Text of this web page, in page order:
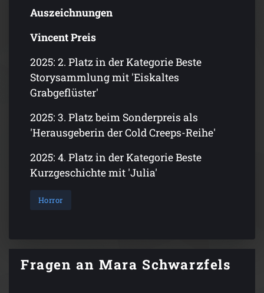
Auszeichnungen
Vincent Preis
2025: 2. Platz in der Kategorie Beste
Storysammlung mit 'Eiskaltes
Grabgeflüster'
2025: 3. Platz beim Sonderpreis als
'Herausgeberin der Cold Creeps-Reihe'
2025: 4. Platz in der Kategorie Beste
Kurzgeschichte mit 'Julia'
Horror
Fragen an Mara Schwarzfels